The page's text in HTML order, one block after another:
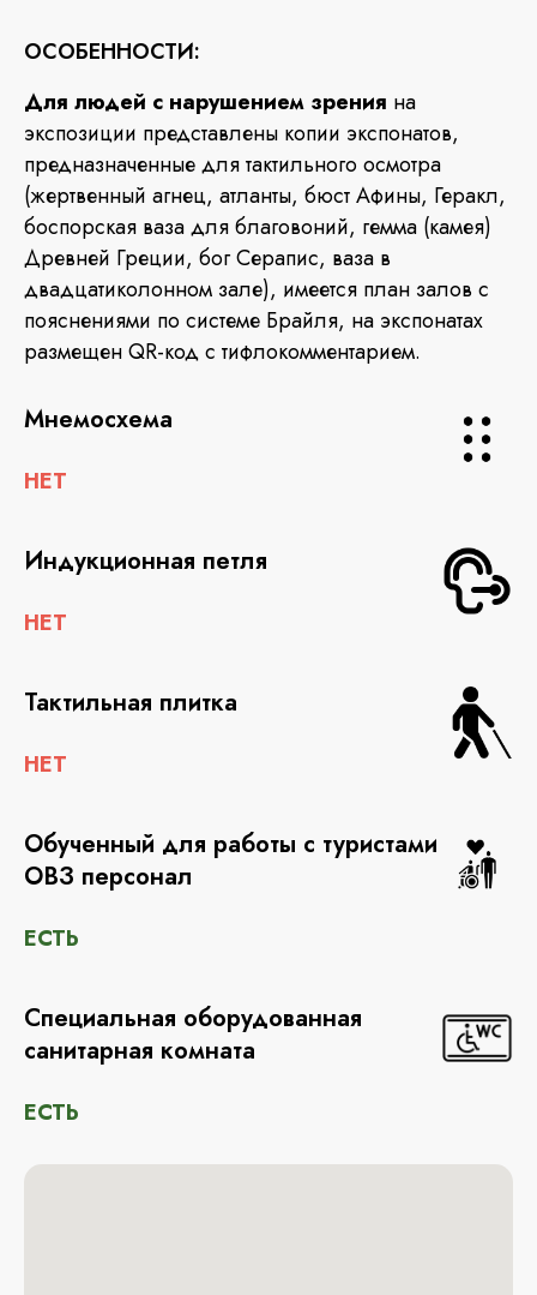
ОСОБЕННОСТИ:
Для людей с нарушением зрения на
экспозиции представлены копии экспонатов,
предназначенные для тактильного осмотра
(жертвенный агнец, атланты, бюст Афины, Геракл,
боспорская ваза для благовоний, гемма (камея)
Древней Греции, бог Серапис, ваза в
двадцатиколонном зале), имеется план залов с
пояснениями по системе Брайля, на экспонатах
размещен QR-код с тифлокомментарием.
Мнемосхема
НЕТ
Индукционная петля
НЕТ
Тактильная плитка
НЕТ
Обученный для работы с туристами
ОВЗ персонал
ЕСТЬ
Специальная оборудованная
санитарная комната
ЕСТЬ